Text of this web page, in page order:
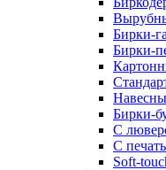
Бирки-
Бирки-
Бирки-
С
С
Soft-